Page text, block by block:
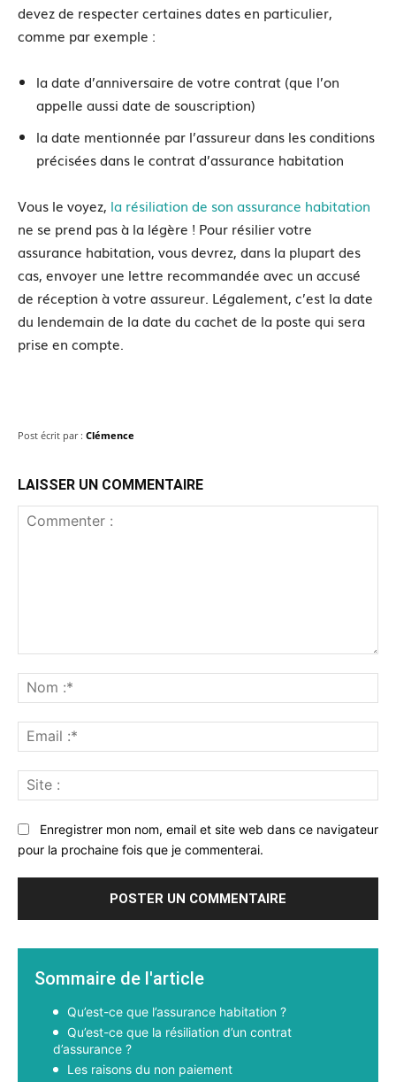
devez de respecter certaines dates en particulier,
comme par exemple :
la date d’anniversaire de votre contrat (que l’on
appelle aussi date de souscription)
la date mentionnée par l’assureur dans les conditions
précisées dans le contrat d’assurance habitation
Vous le voyez, la résiliation de son assurance habitation
ne se prend pas à la légère ! Pour résilier votre
assurance habitation, vous devrez, dans la plupart des
cas, envoyer une lettre recommandée avec un accusé
de réception à votre assureur. Légalement, c’est la date
du lendemain de la date du cachet de la poste qui sera
prise en compte.
Post écrit par : Clémence
LAISSER UN COMMENTAIRE
:*
:*
:
Enregistrer mon nom, email et site web dans ce navigateur
pour la prochaine fois que je commenterai.
Sommaire de l'article
Qu’est-ce que l’assurance habitation ?
Qu’est-ce que la résiliation d’un contrat
d’assurance ?
Les raisons du non paiement